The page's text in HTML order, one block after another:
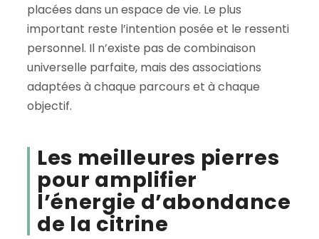
placées dans un espace de vie. Le plus
important reste l’intention posée et le ressenti
personnel. Il n’existe pas de combinaison
universelle parfaite, mais des associations
adaptées à chaque parcours et à chaque
objectif.
Les meilleures pierres
pour amplifier
l’énergie d’abondance
de la citrine